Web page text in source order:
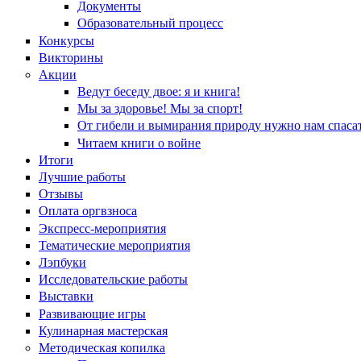
Документы
Образовательный процесс
Конкурсы
Викторины
Акции
Ведут беседу двое: я и книга!
Мы за здоровье! Мы за спорт!
От гибели и вымирания природу нужно нам
Читаем книги о войне
Итоги
Лучшие работы
Отзывы
Оплата оргвзноса
Экспресс-мероприятия
Тематические мероприятия
Лэпбуки
Исследовательские работы
Выставки
Развивающие игры
Кулинарная мастерская
Методическая копилка